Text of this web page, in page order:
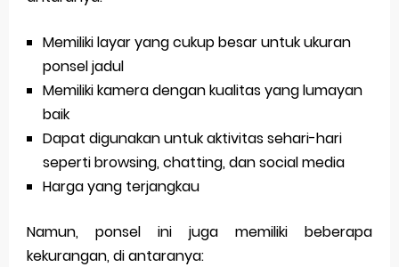
Memiliki layar yang cukup besar untuk ukuran
ponsel jadul
Memiliki kamera dengan kualitas yang lumayan
baik
Dapat digunakan untuk aktivitas sehari-hari
seperti browsing, chatting, dan social media
Harga yang terjangkau
Namun, ponsel ini juga memiliki beberapa
kekurangan, di antaranya: